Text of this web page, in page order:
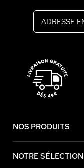
NOS PRODUITS
NOTRE SÉLECTION